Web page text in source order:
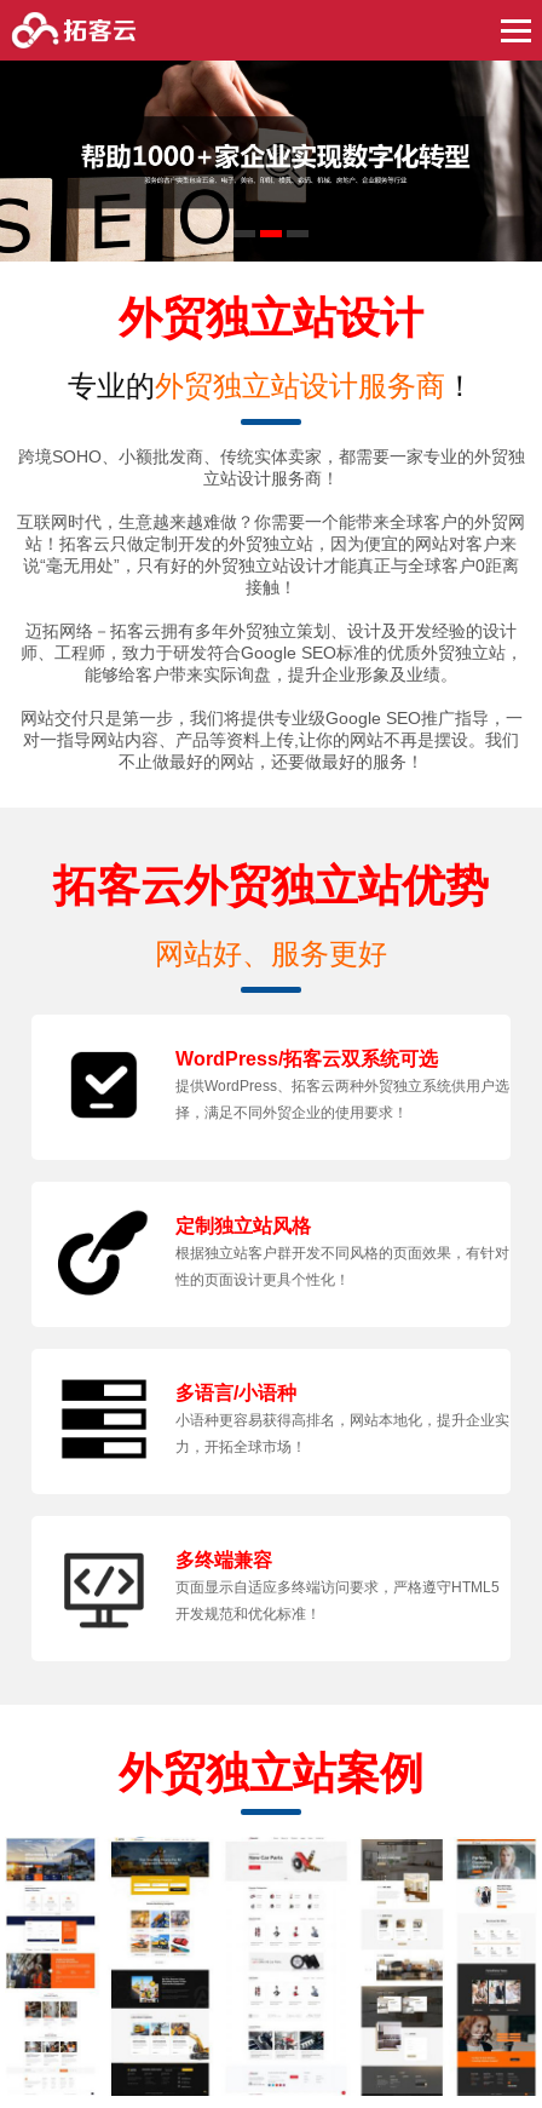
1 2 3
外贸独立站设计
专业的外贸独立站设计服务商 ！
跨境SOHO、小额批发商、传统实体卖家，都需要一家专业的外贸独
立站设计服务商！
互联网时代，生意越来越难做？你需要一个能带来全球客户的外贸网
站！拓客云只做定制开发的外贸独立站，因为便宜的网站对客户来
说“毫无用处”，只有好的外贸独立站设计才能真正与全球客户0距离
接触！
迈拓网络－拓客云拥有多年外贸独立策划、设计及开发经验的设计
师、工程师，致力于研发符合Google SEO标准的优质外贸独立站，
能够给客户带来实际询盘，提升企业形象及业绩。
网站交付只是第一步，我们将提供专业级Google SEO推广指导，一
对一指导网站内容、产品等资料上传,让你的网站不再是摆设。我们
不止做最好的网站，还要做最好的服务！
拓客云外贸独立站优势
网站好、服务更好
WordPress/拓客云双系统可选
提供WordPress、拓客云两种外贸独立系统供用户选
择，满足不同外贸企业的使用要求！
定制独立站风格
根据独立站客户群开发不同风格的页面效果，有针对
性的页面设计更具个性化！
多语言/小语种
小语种更容易获得高排名，网站本地化，提升企业实
力，开拓全球市场！
多终端兼容
页面显示自适应多终端访问要求，严格遵守HTML5
开发规范和优化标准！
外贸独立站案例